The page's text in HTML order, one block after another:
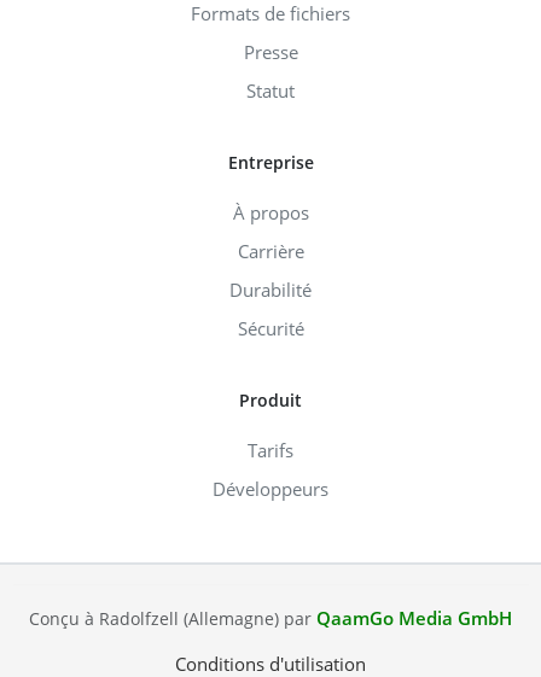
Formats de fichiers
Presse
Statut
Entreprise
À propos
Carrière
Durabilité
Sécurité
Produit
Tarifs
Développeurs
Conçu à Radolfzell (Allemagne) par QaamGo Media GmbH
Conditions d'utilisation